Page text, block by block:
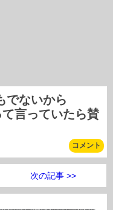
でないから
言っていたら賛
コメント
次の記事 >>